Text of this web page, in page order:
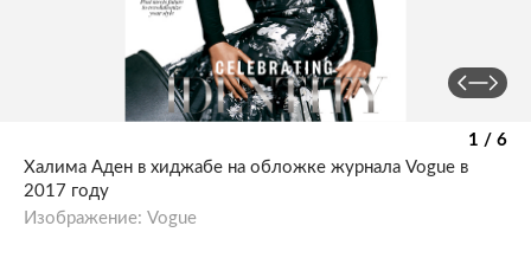
1 / 6
Халима Аден в хиджабе на обложке журнала Vogue в
2017 году
Изображение: Vogue